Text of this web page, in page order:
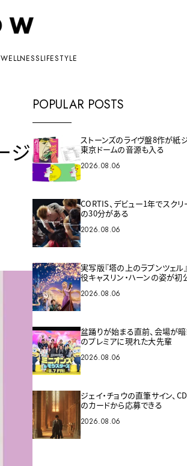
WELLNESSLIFESTYLE
ジ
POPULAR POSTS
ストーンズのライヴ盤8作が紙
東京ドームの音源も入る
2026.08.06
CORTIS、デビュー1年でスク
の30分がある
2026.08.06
実写版『塔の上のラプンツェル
役キャスリン・ハーンの姿が初
2026.08.06
盆踊りが始まる直前、会場が暗
のプレミアに現れた大先輩
2026.08.06
ジェイ・チョウの直筆サイン、
のカードから応募できる
2026.08.06